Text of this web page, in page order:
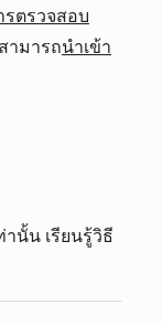
ตรวจสอบ
มารถนำเข้า
นั้น เรียนรู้วิธี